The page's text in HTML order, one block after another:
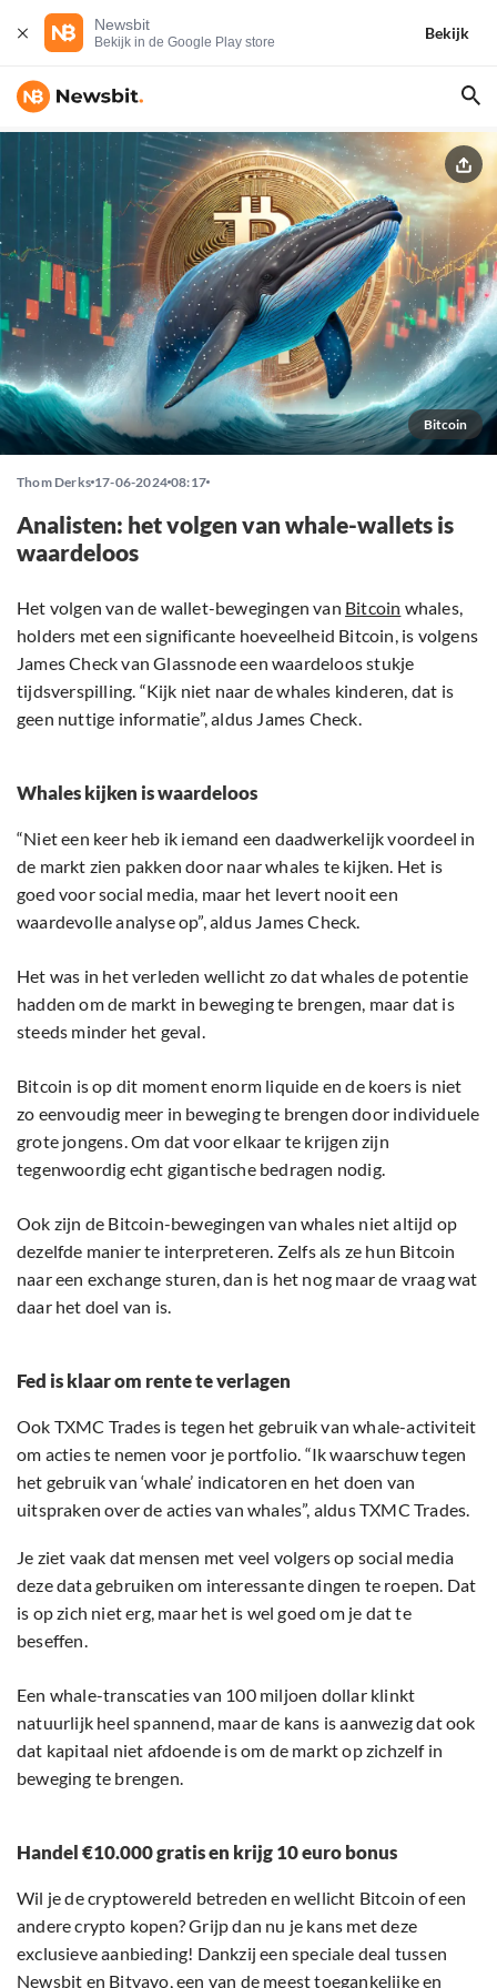
Newsbit
Bekijk in de Google Play store
Bekijk
Bitcoin
Thom Derks 17-06-2024 08:17
Analisten: het volgen van whale-wallets is
waardeloos
Het volgen van de wallet-bewegingen van Bitcoin whales,
holders met een significante hoeveelheid Bitcoin, is volgens
James Check van Glassnode een waardeloos stukje
tijdsverspilling. “Kijk niet naar de whales kinderen, dat is
geen nuttige informatie”, aldus James Check.
Whales kijken is waardeloos
“Niet een keer heb ik iemand een daadwerkelijk voordeel in
de markt zien pakken door naar whales te kijken. Het is
goed voor social media, maar het levert nooit een
waardevolle analyse op”, aldus James Check.
Het was in het verleden wellicht zo dat whales de potentie
hadden om de markt in beweging te brengen, maar dat is
steeds minder het geval.
Bitcoin is op dit moment enorm liquide en de koers is niet
zo eenvoudig meer in beweging te brengen door individuele
grote jongens. Om dat voor elkaar te krijgen zijn
tegenwoordig echt gigantische bedragen nodig.
Ook zijn de Bitcoin-bewegingen van whales niet altijd op
dezelfde manier te interpreteren. Zelfs als ze hun Bitcoin
naar een exchange sturen, dan is het nog maar de vraag wat
daar het doel van is.
Fed is klaar om rente te verlagen
Ook TXMC Trades is tegen het gebruik van whale-activiteit
om acties te nemen voor je portfolio. “Ik waarschuw tegen
het gebruik van ‘whale’ indicatoren en het doen van
uitspraken over de acties van whales”, aldus TXMC Trades.
Je ziet vaak dat mensen met veel volgers op social media
deze data gebruiken om interessante dingen te roepen. Dat
is op zich niet erg, maar het is wel goed om je dat te
beseffen.
Een whale-transcaties van 100 miljoen dollar klinkt
natuurlijk heel spannend, maar de kans is aanwezig dat ook
dat kapitaal niet afdoende is om de markt op zichzelf in
beweging te brengen.
Handel €10.000 gratis en krijg 10 euro bonus
Wil je de cryptowereld betreden en wellicht Bitcoin of een
andere crypto kopen? Grijp dan nu je kans met deze
exclusieve aanbieding! Dankzij een speciale deal tussen
Newsbit en Bitvavo, een van de meest toegankelijke en